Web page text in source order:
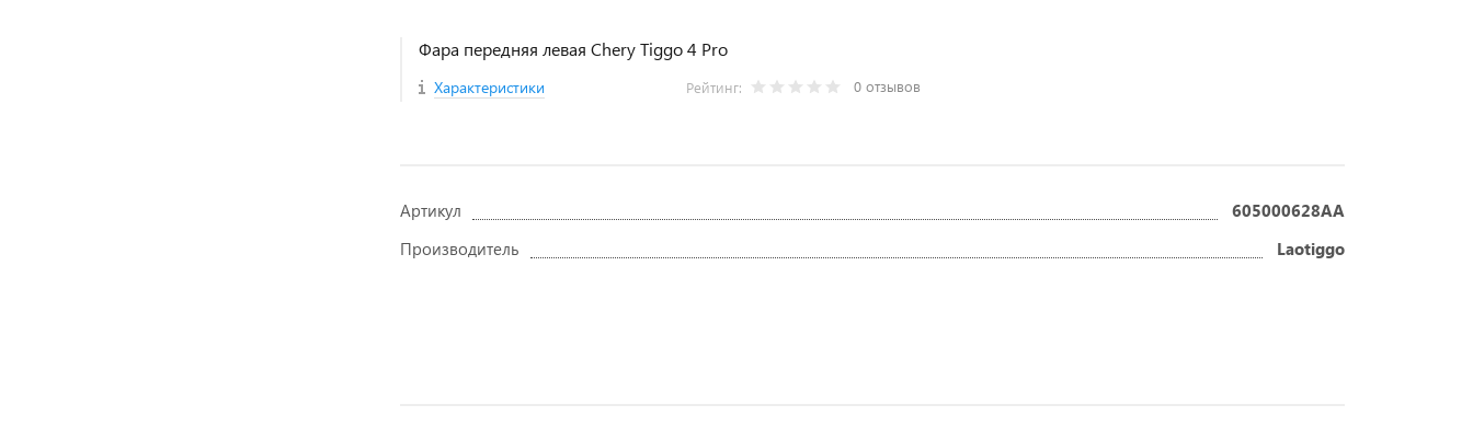
Фара передняя левая Chery Tiggo 4 Pro
Характеристики Рейтинг: 0 отзывов
Артикул
605000628AA
Производитель
Laotiggo